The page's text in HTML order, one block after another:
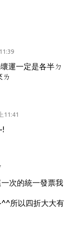
運一定是各半ㄉ
ㄌ
11:41
次的統一發票我
所以四折大大有